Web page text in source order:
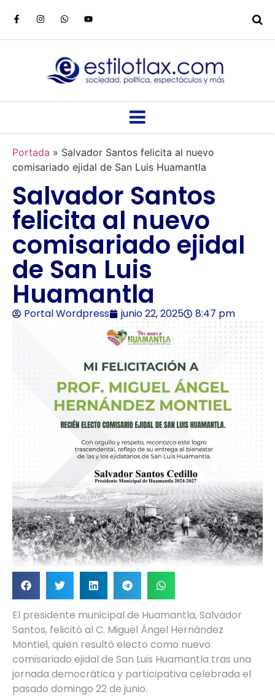
Portada » Salvador Santos felicita al nuevo
comisariado ejidal de San Luis Huamantla
Salvador Santos
felicita al nuevo
comisariado ejidal
de San Luis
Huamantla
Portal Wordpress junio 22, 2025 8:47 pm
El presidente municipal de Huamantla, Salvador
Santos, felicitó al C. Miguel Ángel Hernández
Montiel, quien resultó electo como nuevo
comisariado ejidal de San Luis Huamantla tras una
jornada democrática y participativa celebrada el
pasado domingo 22 de junio.